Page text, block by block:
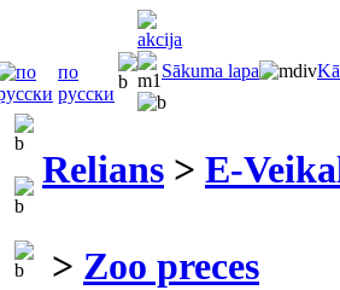
по
русски
Sākuma lapa
Relians > E-
> Zoo preces